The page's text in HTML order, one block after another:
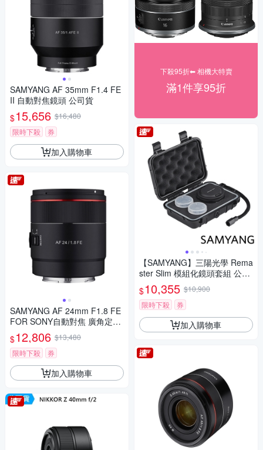
SAMYANG AF 35mm F1.4 FE
II 自動對焦鏡頭 公司貨
$15,656 $16,480
限時下殺
券
加入購物車
SAMYANG AF 24mm F1.8 FE
FOR SONY自動對焦 廣角定焦
鏡頭 (公司貨)
$12,806 $13,480
限時下殺
券
加入購物車
下殺95折⬅︎ 相機大特賣
滿1件享95折
【SAMYANG】三陽光學 Rema
ster Slim 模組化鏡頭套組 公司
貨
$10,355 $10,900
限時下殺
券
加入購物車